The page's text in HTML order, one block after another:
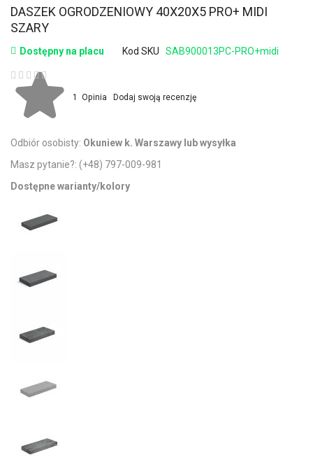
DASZEK OGRODZENIOWY 40X20X5 PRO+ MIDI
SZARY
Dostępny na placu Kod SKU
SAB900013PC-PRO+midi
Ocena:
1 Opinia Dodaj swoją recenzję
Odbiór osobisty: Okuniew k. Warszawy lub wysyłka
Masz pytanie?: (+48) 797-009-981
Dostępne warianty/kolory